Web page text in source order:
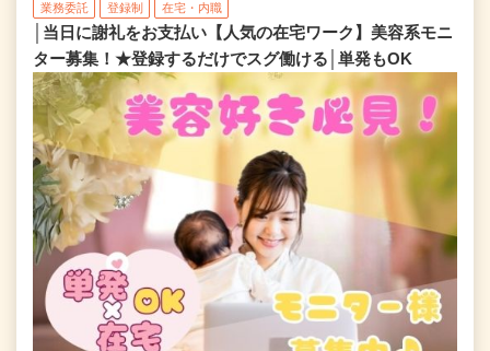
業務委託 登録制 在宅・内職
│当日に謝礼をお支払い【人気の在宅ワーク】美容系モニ
ター募集！★登録するだけでスグ働ける│単発もOK